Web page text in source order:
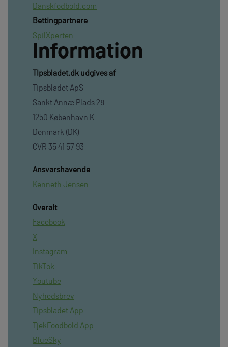
Danskfodbold.com
Bettingpartnere
SpilXperten
Information
TIpsbladet.dk udgives af
Tipsbladet ApS
Sankt Annæ Plads 28
1250 København K
Denmark (DK)
CVR 35 41 57 93
Ansvarshavende
Kenneth Jensen
Overalt
Facebook
X
Instagram
TikTok
Youtube
Nyhedsbrev
Tipsbladet App
TjekFoodbold App
BlueSky